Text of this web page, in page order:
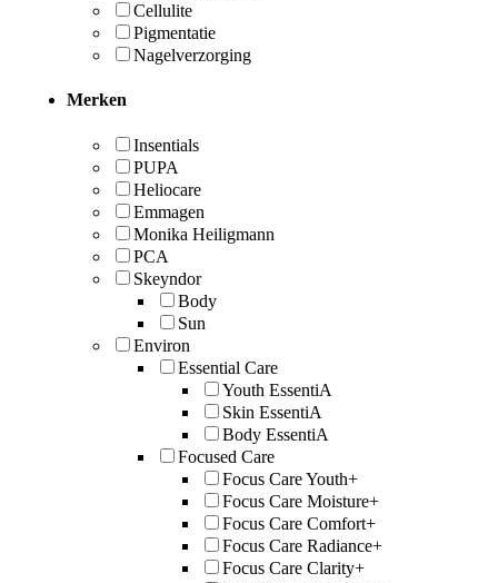
Cellulite
Pigmentatie
Nagelverzorging
Merken
Insentials
PUPA
Heliocare
Emmagen
Monika Heiligmann
PCA
Skeyndor
Body
Sun
Environ
Essential Care
Youth EssentiA
Skin EssentiA
Body EssentiA
Focused Care
Focus Care Youth+
Focus Care Moisture+
Focus Care Comfort+
Focus Care Radiance+
Focus Care Clarity+